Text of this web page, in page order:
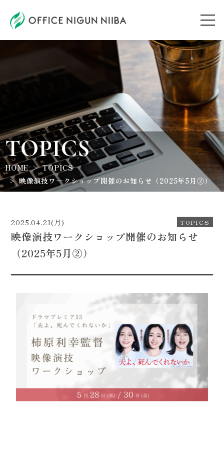
AUDITION
ARTIST
TOPICS
WORKSHOP
CONTACT
TOPICS
HOME
TOPICS
映像演技ワークショップ開催のお知らせ（2025年5月②）
2025.04.21(月) TOPICS
映像演技ワークショップ開催のお知らせ
（2025年5月②）